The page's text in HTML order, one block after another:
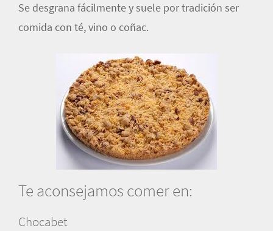
Se desgrana fácilmente y suele por tradición ser
comida con té, vino o coñac.
Te aconsejamos comer en:
Chocabet